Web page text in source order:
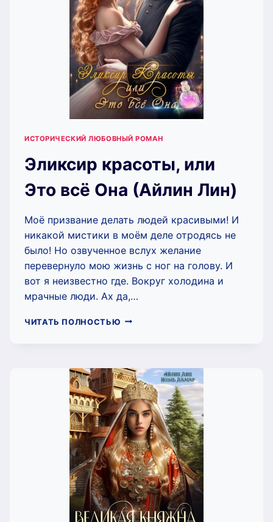
ИСТОРИЧЕСКИЙ ЛЮБОВНЫЙ РОМАН
Эликсир красоты, или
Это всё Она (Айлин Лин)
Моё призвание делать людей красивыми! И
никакой мистики в моём деле отродясь не
было! Но озвученное вслух желание
перевернуло мою жизнь с ног на голову. И
вот я неизвестно где. Вокруг холодина и
мрачные люди. Ах да,…
ЧИТАТЬ ПОЛНОСТЬЮ ЭЛИКСИР
ВСЁ
ОНА
(АЙЛИН
ЛИН)